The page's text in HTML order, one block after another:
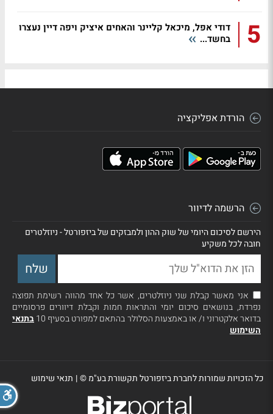
5
דודי אפל, מיכאל קליינר והאחים איציק ויפה דיין נעצרו
בחשד...
הורדת אפליקציה
הרשמה לדיוור
הירשם לסיכום היומי של שוק ההון ולמבזקים של ביזפורטל - ניוזלטרים
חובה לכל משקיע
אני מאשר קבלת שני ניוזלטרים, אשר כל אחד מהווה רשימת תפוצה
נפרדת, בנושאים סיכום יומי והתראות חמות וקבלת דיוורים פרסומיים
בדואר אלקטרוני ו/ או באמצעות הסלולר בהתאם למפורט בסעיף 10
בתנאי
השימוש
כל הזכויות שמורות לחברת ביזפורטל תקשורת בע"מ ©| תנאי שימוש